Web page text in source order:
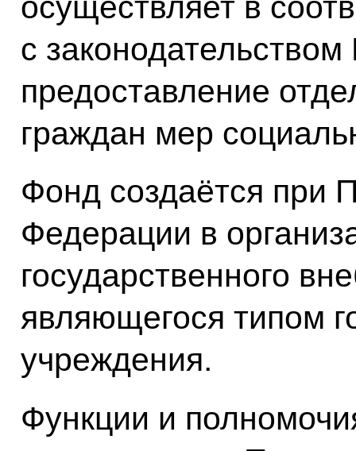
с
предоставление
граждан мер
Фонд создаётся при
Федерации в
государственного
являющегося типом
учреждения.
Функции и